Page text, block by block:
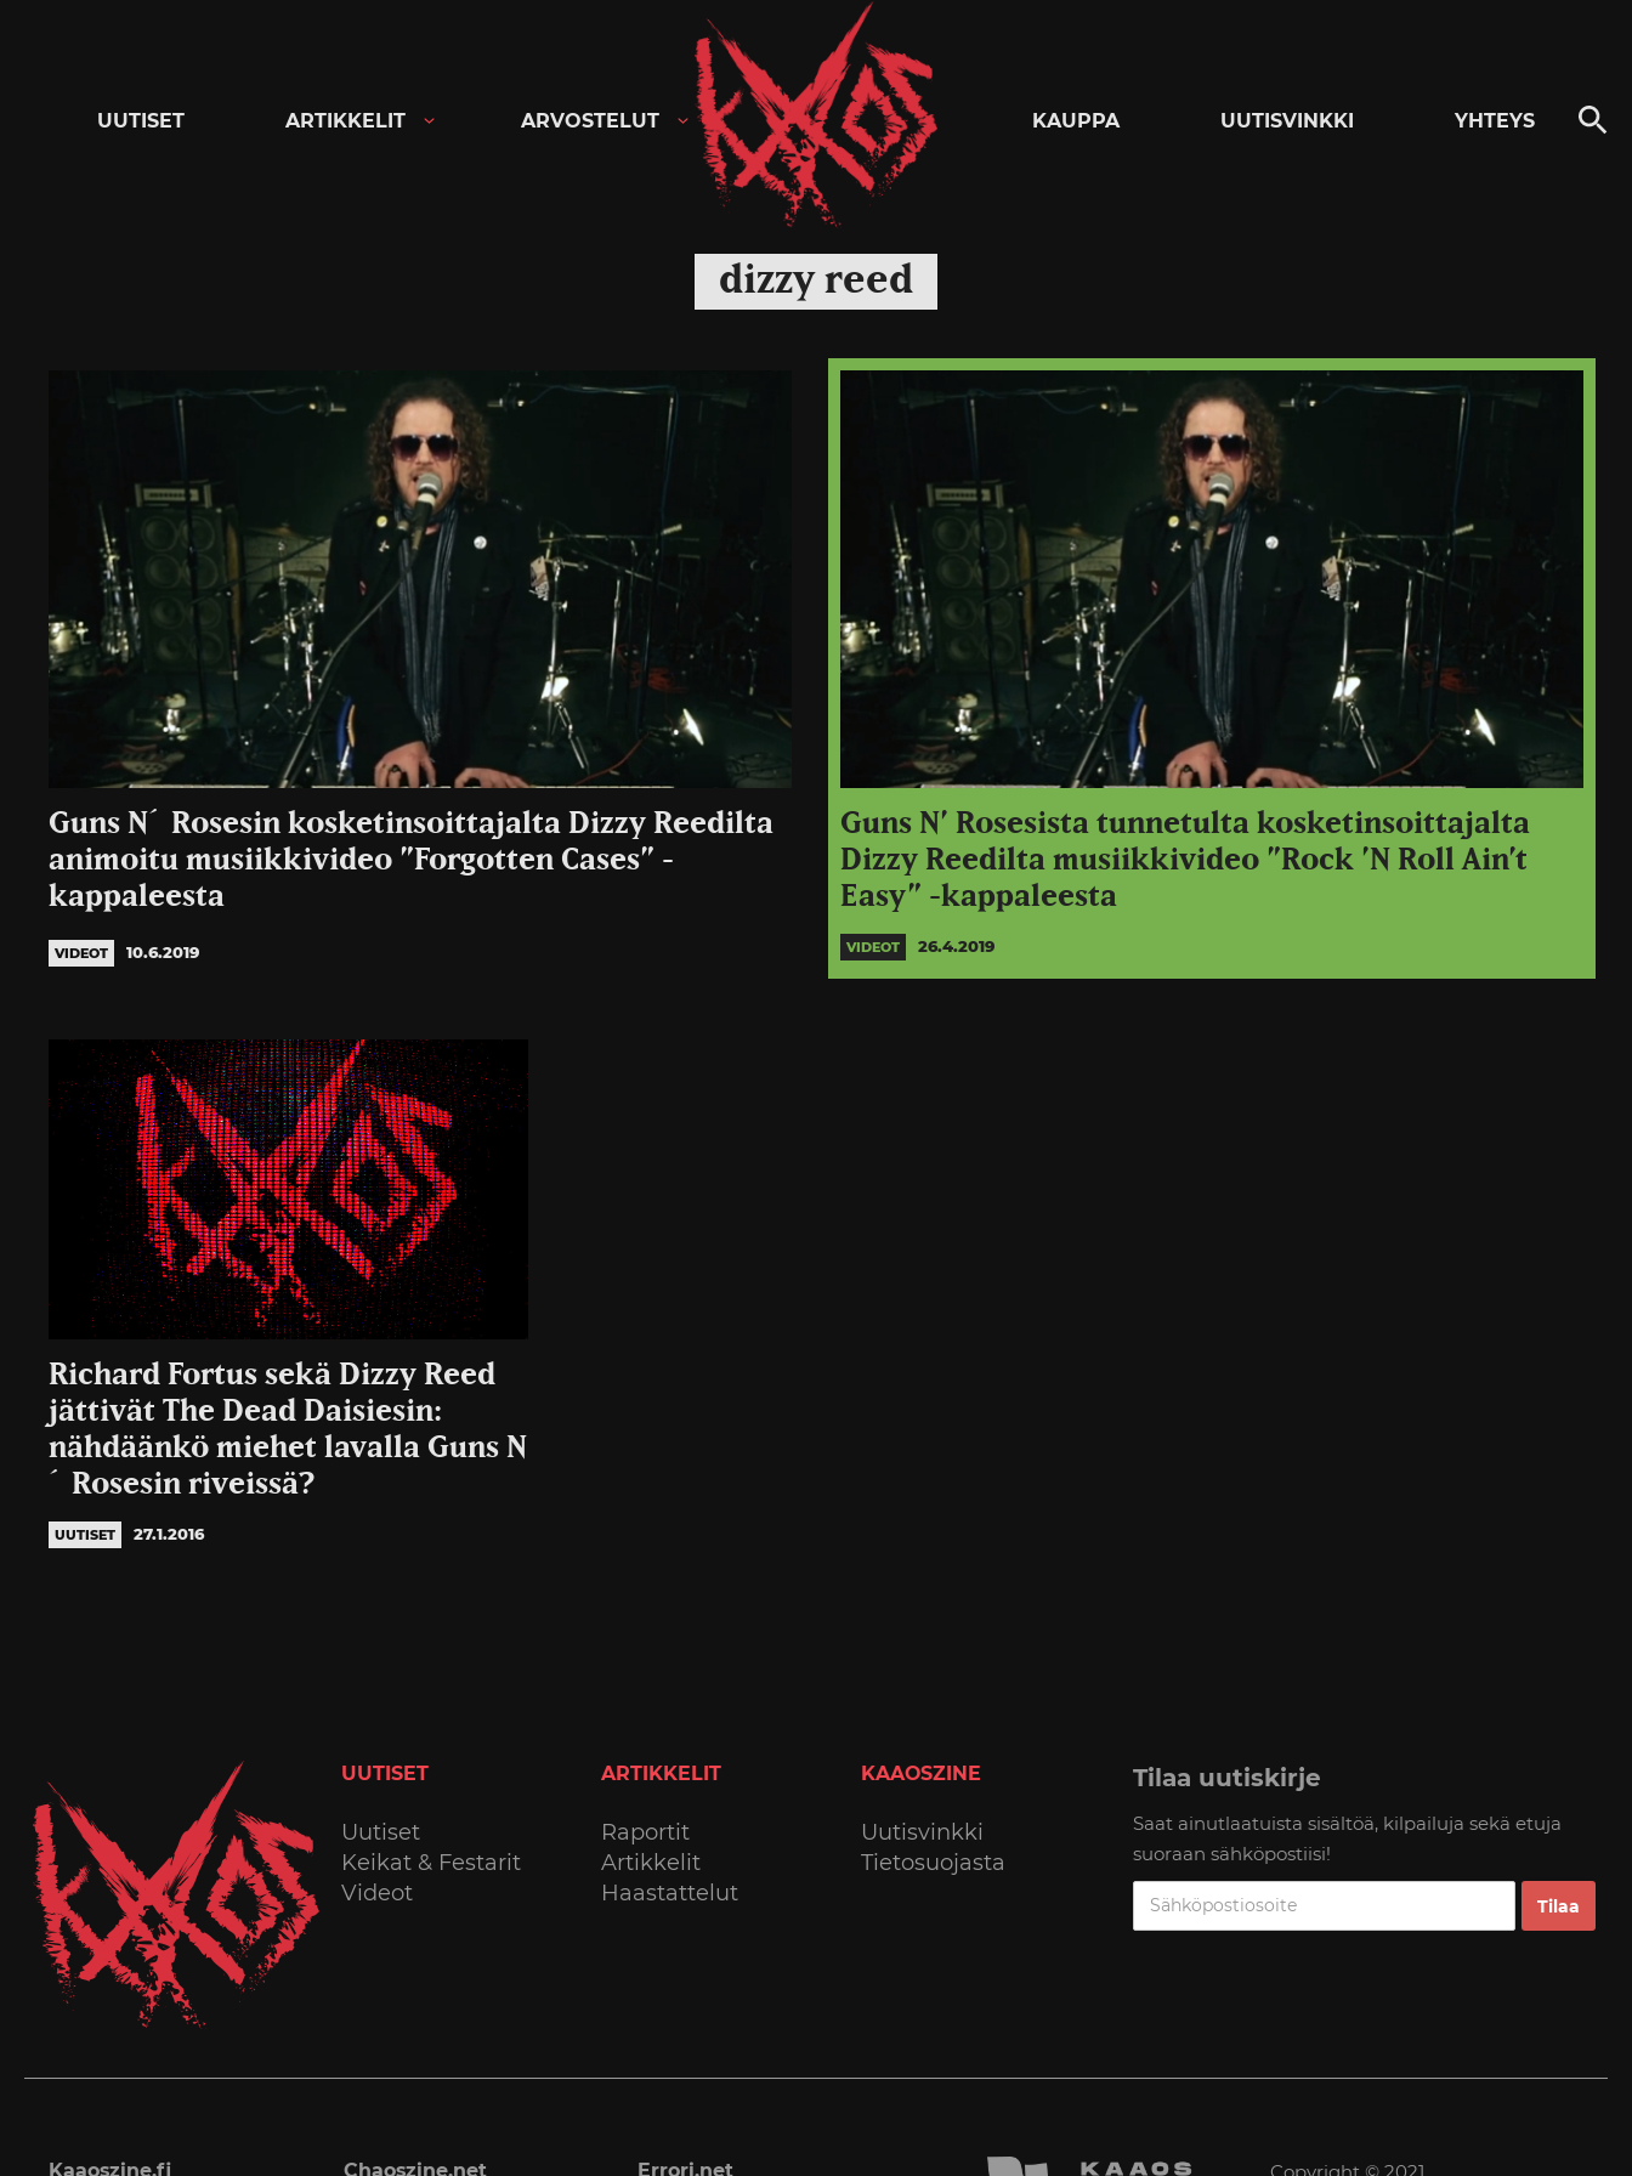
Kaaoszine
UUTISET ARTIKKELIT ARVOSTELUT KAUPPA UUTISVINKKI YHTEYS
dizzy reed
Guns N´ Rosesin kosketinsoittajalta Dizzy Reedilta
animoitu musiikkivideo ”Forgotten Cases” -
kappaleesta
VIDEOT 10.6.2019
Guns N’ Rosesista tunnetulta kosketinsoittajalta
Dizzy Reedilta musiikkivideo ”Rock ’N Roll Ain’t
Easy” -kappaleesta
VIDEOT 26.4.2019
Richard Fortus sekä Dizzy Reed
jättivät The Dead Daisiesin:
nähdäänkö miehet lavalla Guns N
´ Rosesin riveissä?
UUTISET 27.1.2016
UUTISET
Uutiset
Keikat & Festarit
Videot
ARTIKKELIT
Raportit
Artikkelit
Haastattelut
KAAOSZINE
Uutisvinkki
Tietosuojasta
Tilaa uutiskirje
Saat ainutlaatuista sisältöä, kilpailuja sekä etuja
suoraan sähköpostiisi!
Kaaoszine.fi Chaoszine.net Errori.net